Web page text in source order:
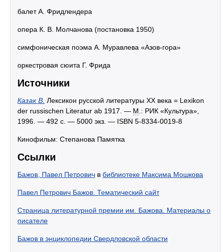
балет А. Фридлендера
опера К. В. Молчанова (постановка 1950)
симфоническая поэма А. Муравлева «Азов-гора»
оркестровая сюита Г. Фрида
Источники
Казак В. Лексикон русской литературы XX века = Lexikon
der russischen Literatur ab 1917. — М .: РИК «Культура»,
1996. — 492 с. — 5000 экз. — ISBN 5-8334-0019-8
Кинофильм: Степанова Памятка
Ссылки
Бажов, Павел Петрович в библиотеке Максима Мошкова
Павел Петрович Бажов. Тематический сайт
Страница литературной премии им. Бажова. Материалы о
писателе
Бажов в энциклопедии Свердловской области